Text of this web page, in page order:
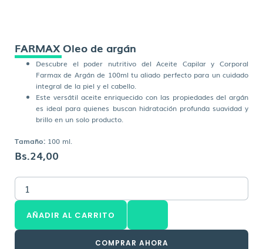
FARMAX Oleo de argán
Descubre el poder nutritivo del Aceite Capilar y Corporal
Farmax de Argán de 100ml tu aliado perfecto para un cuidado
integral de la piel y el cabello.
Este versátil aceite enriquecido con las propiedades del argán
es ideal para quienes buscan hidratación profunda suavidad y
brillo en un solo producto.
Tamaño: 100 ml.
Bs.24,00
FARMAX
Oleo
de
argán
cantidad
AÑADIR AL CARRITO
COMPRAR AHORA